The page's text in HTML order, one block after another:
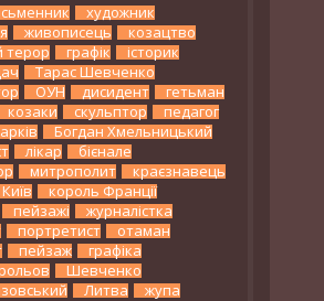
художник
живописець
козацтво
терор
графік
історик
Тарас Шевченко
ОУН дисидент
гетьман
козаки скульптор
педагог
Богдан Хмельницький
лікар
бієнале
митрополит
краєзнавець
Київ
король Франції
пейзажі
журналістка
портретист
отаман
пейзаж
графіка
Шевченко
Литва жупа